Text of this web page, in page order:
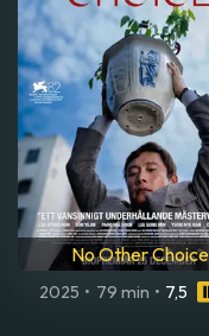
No Other Choice
2025 • 79 min • 7,5